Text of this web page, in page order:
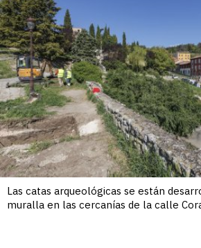
Las catas arqueológicas se están
muralla en las cercanías de la calle